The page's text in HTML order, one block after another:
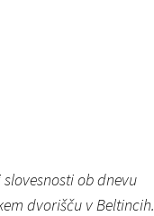
ob dnevu
dvorišču v Beltincih.